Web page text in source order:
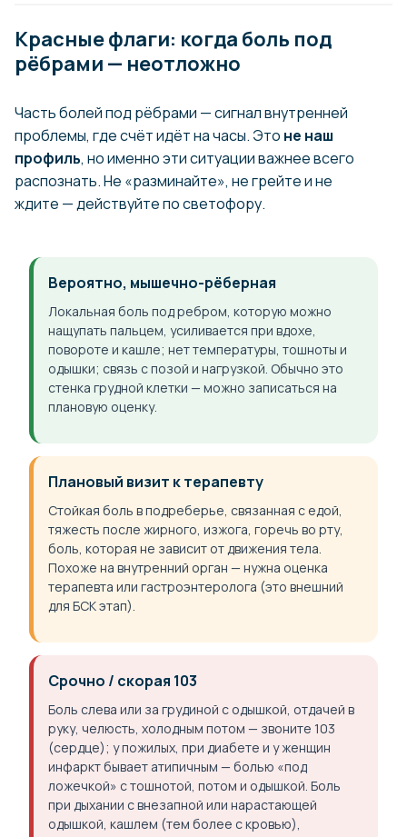
Красные флаги: когда боль под
рёбрами — неотложно
Часть болей под рёбрами — сигнал внутренней
проблемы, где счёт идёт на часы. Это не наш
профиль, но именно эти ситуации важнее всего
распознать. Не «разминайте», не грейте и не
ждите — действуйте по светофору.
Вероятно, мышечно-рёберная
Локальная боль под ребром, которую можно
нащупать пальцем, усиливается при вдохе,
повороте и кашле; нет температуры, тошноты и
одышки; связь с позой и нагрузкой. Обычно это
стенка грудной клетки — можно записаться на
плановую оценку.
Плановый визит к терапевту
Стойкая боль в подреберье, связанная с едой,
тяжесть после жирного, изжога, горечь во рту,
боль, которая не зависит от движения тела.
Похоже на внутренний орган — нужна оценка
терапевта или гастроэнтеролога (это внешний
для БСК этап).
Срочно / скорая 103
Боль слева или за грудиной с одышкой, отдачей в
руку, челюсть, холодным потом — звоните 103
(сердце); у пожилых, при диабете и у женщин
инфаркт бывает атипичным — болью «под
ложечкой» с тошнотой, потом и одышкой. Боль
при дыхании с внезапной или нарастающей
одышкой, кашлем (тем более с кровью),